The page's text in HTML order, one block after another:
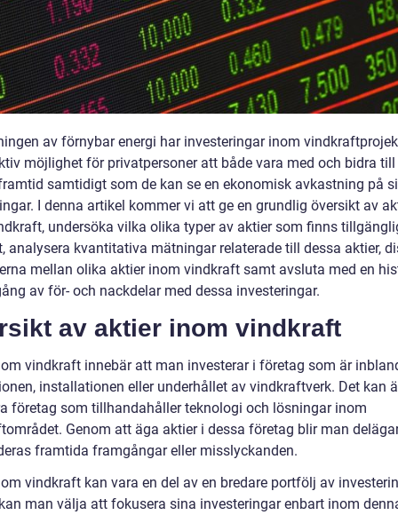
av förnybar energi har investeringar inom
möjlighet för privatpersoner att både vara med och bidra till
samtidigt som de kan se en ekonomisk avkastning på
I denna artikel kommer vi att ge en grundlig översikt av
undersöka vilka olika typer av aktier som finns
analysera kvantitativa mätningar relaterade till dessa aktier,
mellan olika aktier inom vindkraft samt avsluta med en
av för- och nackdelar med dessa investeringar.
av aktier inom vindkraft
vindkraft innebär att man investerar i företag som är
installationen eller underhållet av vindkraftverk. Det kan
företag som tillhandahåller teknologi och lösningar inom
Genom att äga aktier i dessa företag blir man
framtida framgångar eller misslyckanden.
vindkraft kan vara en del av en bredare portfölj av
man välja att fokusera sina investeringar enbart inom